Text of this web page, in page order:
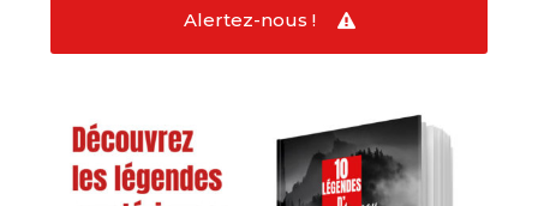
Alertez-nous !